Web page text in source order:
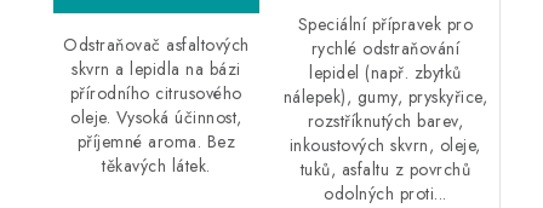
Odstraňovač asfaltových
skvrn a lepidla na bázi
přírodního citrusového
oleje. Vysoká účinnost,
příjemné aroma. Bez
těkavých látek.
Speciální přípravek pro
rychlé odstraňování
lepidel (např. zbytků
nálepek), gumy, pryskyřice,
rozstříknutých barev,
inkoustových skvrn, oleje,
tuků, asfaltu z povrchů
odolných proti...